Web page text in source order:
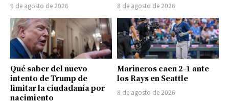
9 de agosto de 2026 8 de agosto de 2026
Qué saber del nuevo
intento de Trump de
limitar la ciudadanía por
nacimiento
Marineros caen 2-1 ante
los Rays en Seattle
8 de agosto de 2026